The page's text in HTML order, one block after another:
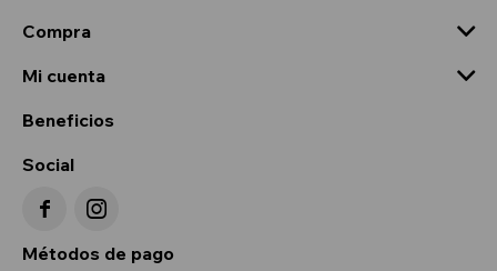
Compra
Mi cuenta
Beneficios
Social
 
Métodos de pago